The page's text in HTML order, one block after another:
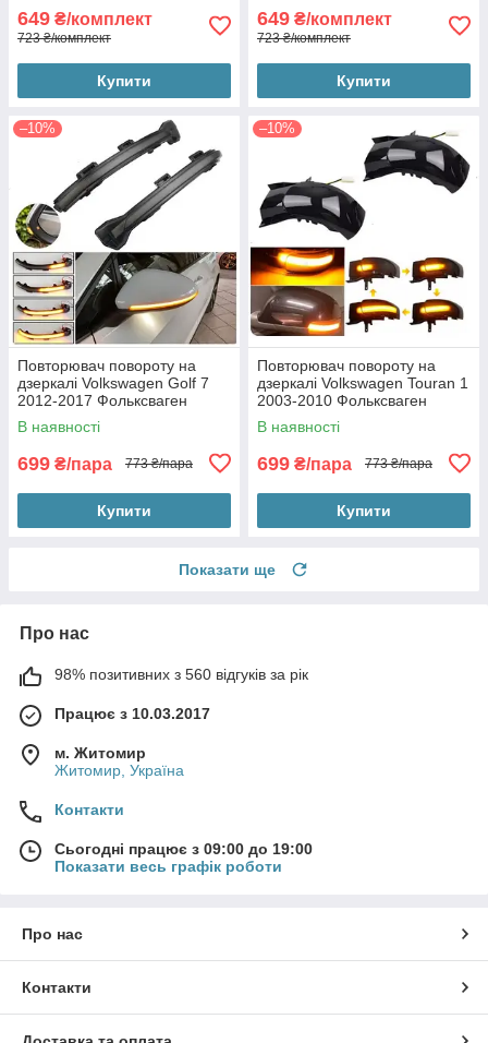
649 ₴/комплект
723 ₴/комплект
Купити
649 ₴/комплект
723 ₴/комплект
Купити
–10%
Повторювач повороту на
дзеркалі Volkswagen Golf 7
2012-2017 Фольксваген
Гольф 7 (2шт динамічні чорні
ЛЕД)
В наявності
699 ₴/пара 773 ₴/пара
Купити
–10%
Повторювач повороту на
дзеркалі Volkswagen Touran 1
2003-2010 Фольксваген
Тоуран (2шт динамічні чорні
ЛЕД)
В наявності
699 ₴/пара 773 ₴/пара
Купити
Показати ще
Про нас
98% позитивних з 560 відгуків за рік
Працює з 10.03.2017
м. Житомир
Житомир, Україна
Контакти
Сьогодні працює з 09:00 до 19:00
Показати весь графік роботи
Про нас
Контакти